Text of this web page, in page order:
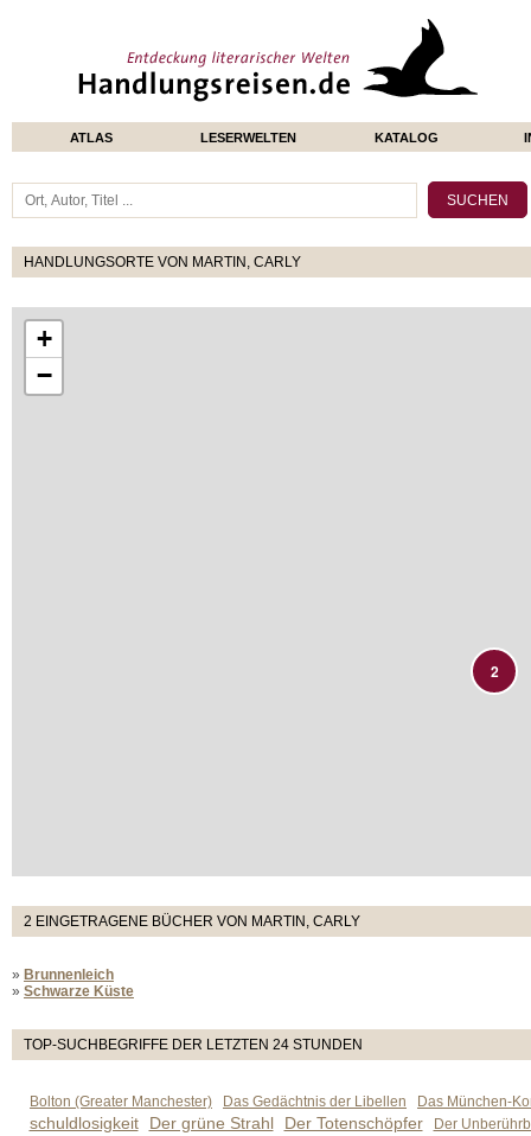
ATLAS LESERWELTEN KATALOG
HANDLUNGSORTE VON MARTIN, CARLY
2
+
−
2 EINGETRAGENE BÜCHER VON MARTIN, CARLY
» Brunnenleich
» Schwarze Küste
TOP-SUCHBEGRIFFE DER LETZTEN 24 STUNDEN
Bolton (Greater Manchester) Das Gedächtnis der Libellen Das München-
schuldlosigkeit Der grüne Strahl Der Totenschöpfer
Der